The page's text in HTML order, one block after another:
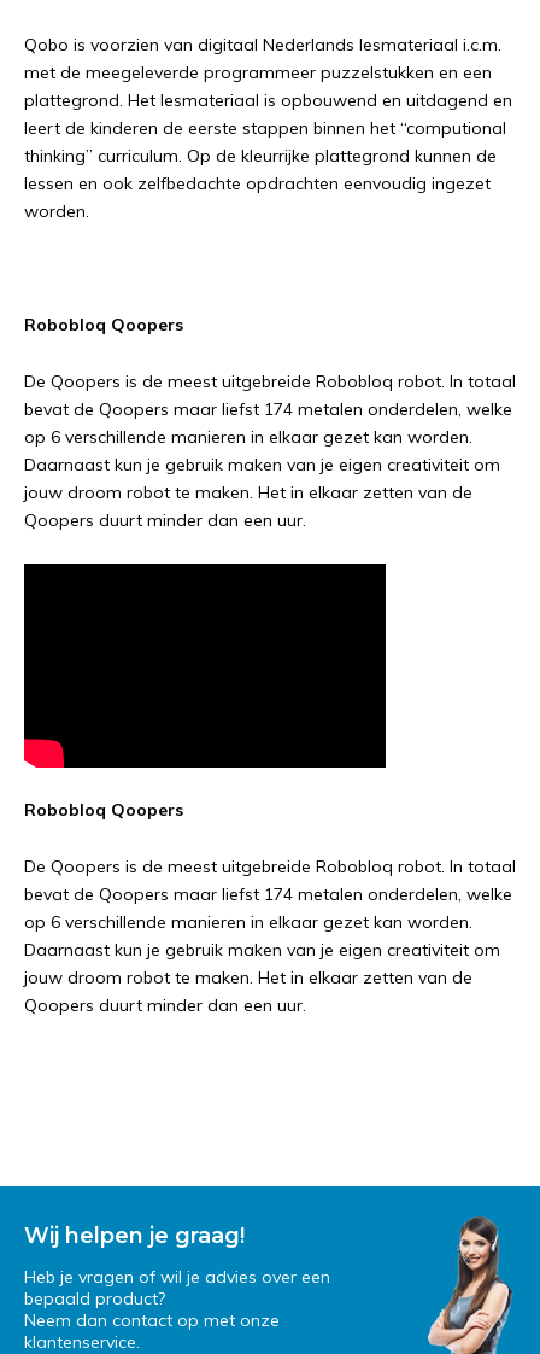
Qobo is voorzien van digitaal Nederlands lesmateriaal i.c.m.
met de meegeleverde programmeer puzzelstukken en een
plattegrond. Het lesmateriaal is opbouwend en uitdagend en
leert de kinderen de eerste stappen binnen het “computional
thinking” curriculum. Op de kleurrijke plattegrond kunnen de
lessen en ook zelfbedachte opdrachten eenvoudig ingezet
worden.
Robobloq Qoopers
De Qoopers is de meest uitgebreide Robobloq robot. In totaal
bevat de Qoopers maar liefst 174 metalen onderdelen, welke
op 6 verschillende manieren in elkaar gezet kan worden.
Daarnaast kun je gebruik maken van je eigen creativiteit om
jouw droom robot te maken. Het in elkaar zetten van de
Qoopers duurt minder dan een uur.
Robobloq Qoopers
De Qoopers is de meest uitgebreide Robobloq robot. In totaal
bevat de Qoopers maar liefst 174 metalen onderdelen, welke
op 6 verschillende manieren in elkaar gezet kan worden.
Daarnaast kun je gebruik maken van je eigen creativiteit om
jouw droom robot te maken. Het in elkaar zetten van de
Qoopers duurt minder dan een uur.
Wij helpen je graag!
Heb je vragen of wil je advies over een
bepaald product?
Neem dan contact op met onze
klantenservice.